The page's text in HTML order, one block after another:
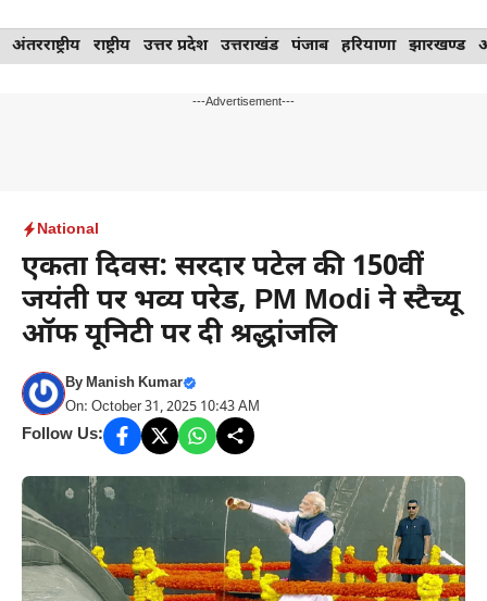
Skip
to
अंतरराष्ट्रीय राष्ट्रीय उत्तर प्रदेश उत्तराखंड पंजाब हरियाणा झारखण्ड
---Advertisement---
National
एकता दिवस: सरदार पटेल की 150वीं
जयंती पर भव्य परेड, PM Modi ने स्टैच्यू
ऑफ यूनिटी पर दी श्रद्धांजलि
ByManish Kumar
On: October 31, 2025 10:43 AM
Follow Us: